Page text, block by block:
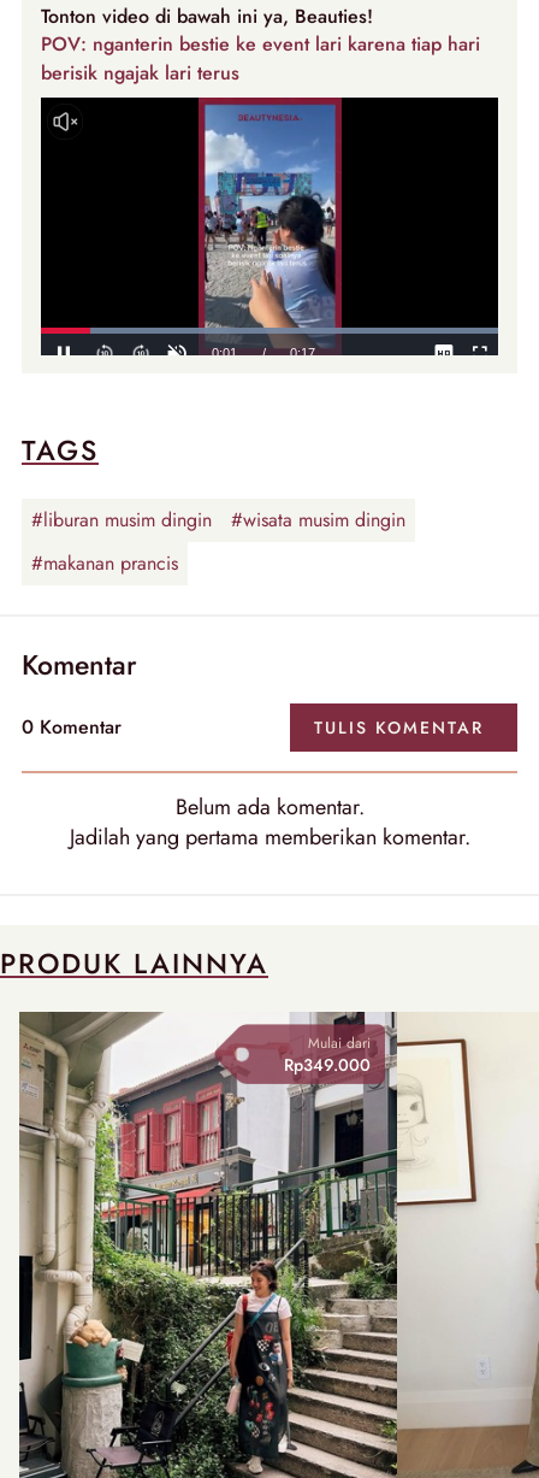
Tonton video di bawah ini ya, Beauties!
POV: nganterin bestie ke event lari karena tiap hari
berisik ngajak lari terus
TAGS
#liburan musim dingin
#wisata musim dingin
#makanan prancis
Komentar
0 Komentar TULIS KOMENTAR
Belum ada komentar.
Jadilah yang pertama memberikan komentar.
PRODUK LAINNYA
Mulai dari
Rp349.000